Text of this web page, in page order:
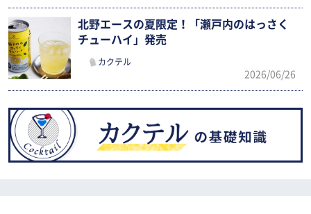
北野エースの夏限定！「瀬戸内のはっさく
チューハイ」発売
カクテル
2026/06/26